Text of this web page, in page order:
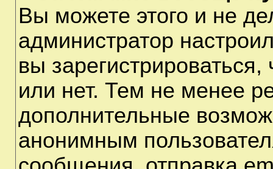
Вы можете этого и не
администратор
вы
или нет. Тем не менее
дополнительные
анонимным